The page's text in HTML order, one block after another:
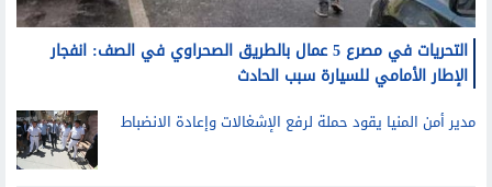
التحريات في مصرع 5 عمال بالطريق الصحراوي في الصف: انفجار
الإطار الأمامي للسيارة سبب الحادث
مدير أمن المنيا يقود حملة لرفع الإشغالات وإعادة الانضباط